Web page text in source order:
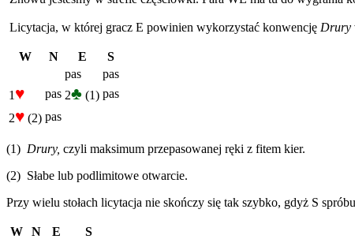
Licytacja, w której gracz E powinien wykorzystać konwencję Drury
W N E
S
pas
pas
1 ♥ pas 2♣ (1) pas
2♥ (2) pas
(1) Drury, czyli maksimum przepasowanej ręki z fitem kier.
(2) Słabe lub podlimitowe otwarcie.
Przy wielu stołach licytacja nie skończy się tak szybko, gdyż S
W N E
S